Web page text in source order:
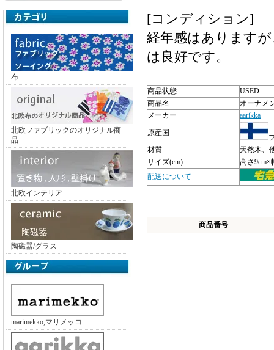
布
北欧ファブリックのオリジナル商
品
北欧インテリア
陶磁器/グラス
marimekko,マリメッコ
[コンディション]
経年感はあります
は良好です。
商品状態
USED
商品名
オーナメ
メーカー
aarikka
原産国
材質
天然木、
サイズ(cm)
高さ9cm×
配送について
商品番号